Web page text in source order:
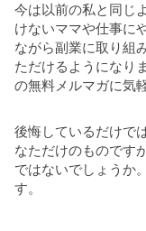
今は以前の私と同じ
けないママや仕事に
ながら副業に取り組
ただけるようになり
の無料メルマガに気
後悔しているだけで
なただけのものです
ではないでしょうか
す。